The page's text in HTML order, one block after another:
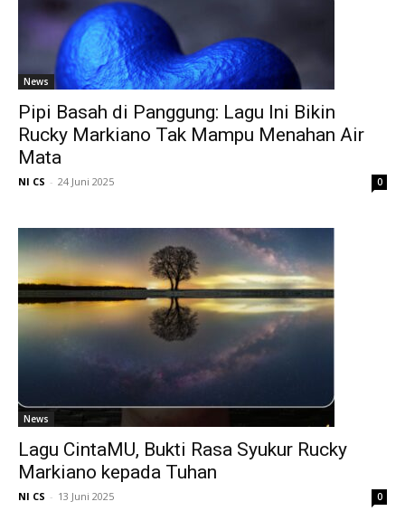
News
Pipi Basah di Panggung: Lagu Ini Bikin
Rucky Markiano Tak Mampu Menahan Air
Mata
NI CS - 24 Juni 2025 0
News
Lagu CintaMU, Bukti Rasa Syukur Rucky
Markiano kepada Tuhan
NI CS - 13 Juni 2025 0